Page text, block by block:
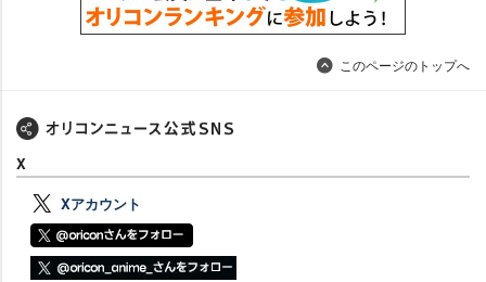
このページのトップへ
X
Xアカウント